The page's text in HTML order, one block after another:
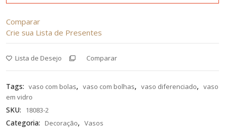
Comparar
Crie sua Lista de Presentes
Lista de Desejo Comparar
Tags: vaso com bolas, vaso com bolhas, vaso diferenciado, vaso
em vidro
SKU: 18083-2
Categoria: Decoração, Vasos